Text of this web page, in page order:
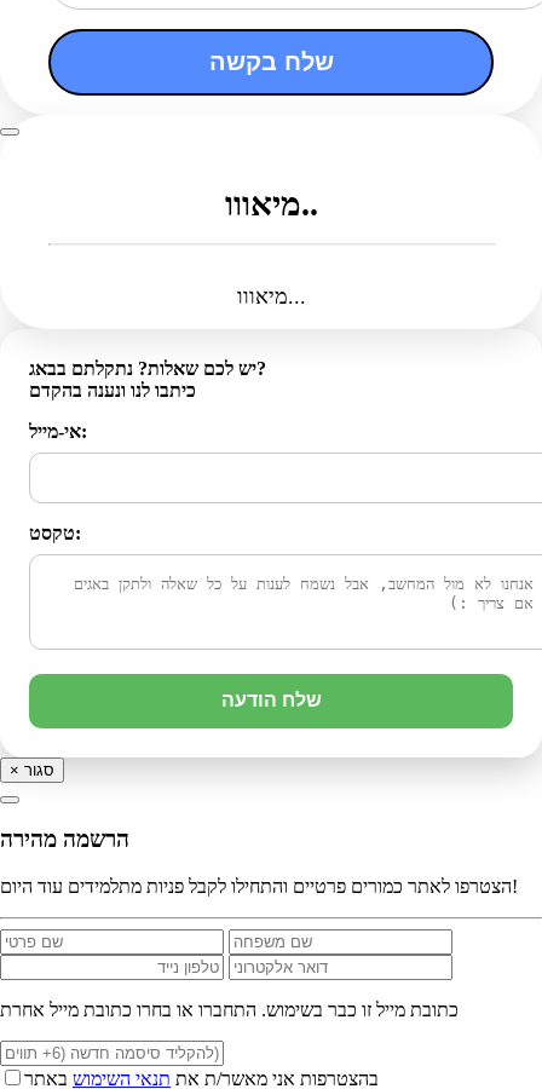
שלח בקשה
מיאווו..
מיאווו...
יש לכם שאלות? נתקלתם בבאג?
כיתבו לנו ונענה בהקדם
אי-מייל:
טקסט:
שלח הודעה
× סגור
הרשמה מהירה
הצטרפו לאתר כמורים פרטיים והתחילו לקבל פניות מתלמידים עוד היום!
כתובת מייל זו כבר בשימוש. התחברו או בחרו כתובת מייל אחרת
בהצטרפות אני מאשר/ת את תנאי השימוש באתר